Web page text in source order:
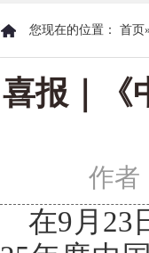
您现在的位置： 首页
喜报｜《
作者
在9月23